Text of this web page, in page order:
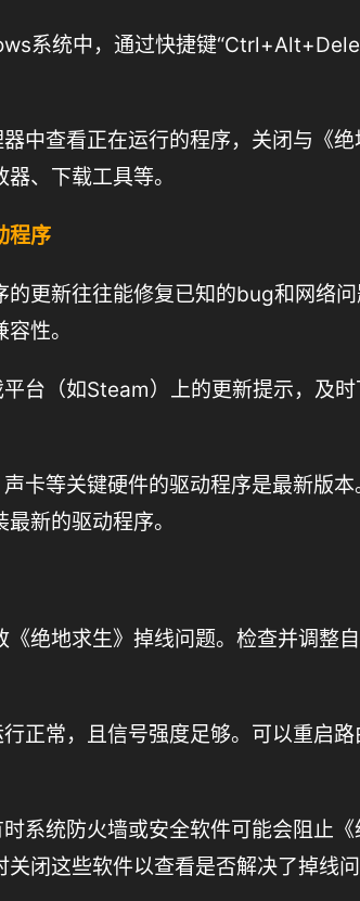
系统中，通过快捷键
中查看正在运行的程序，关闭与《
、下载工具等。
程序
的更新往往能修复已知的bug和网络
性。
台（如Steam）上的更新提示，及
卡等关键硬件的驱动程序是最新版本
新的驱动程序。
绝地求生》掉线问题。检查并调整
正常，且信号强度足够。可以重启
系统防火墙或安全软件可能会阻止《
闭这些软件以查看是否解决了掉线问